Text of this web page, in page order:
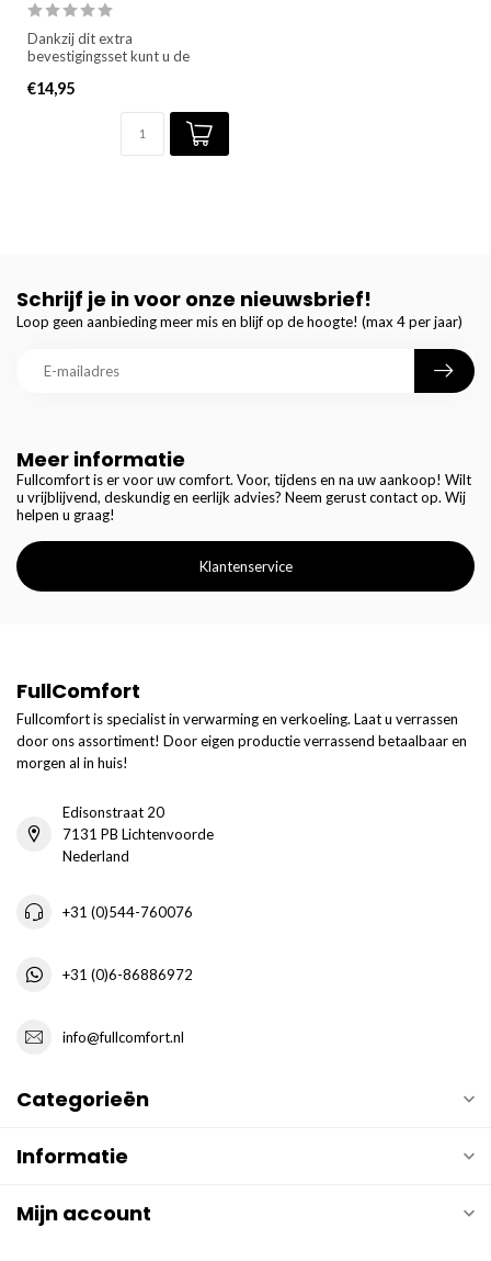
Dankzij dit extra
bevestigingsset kunt u de
gebru...
€14,95
Meer informatie
Fullcomfort is er voor uw comfort. Voor, tijdens en na uw aankoop! Wilt
u vrijblijvend, deskundig en eerlijk advies? Neem gerust contact op. Wij
helpen u graag!
Klantenservice
Schrijf je in voor onze nieuwsbrief!
Loop geen aanbieding meer mis en blijf op de hoogte! (max 4 per jaar)
FullComfort
Fullcomfort is specialist in verwarming en verkoeling. Laat u verrassen
door ons assortiment! Door eigen productie verrassend betaalbaar en
morgen al in huis!
Edisonstraat 20
7131 PB Lichtenvoorde
Nederland
+31 (0)544-760076
+31 (0)6-86886972
info@fullcomfort.nl
Categorieën
Informatie
Mijn account